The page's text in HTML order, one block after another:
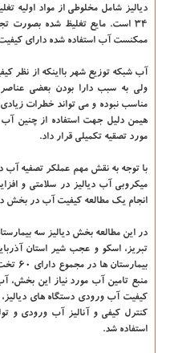
دیالیز شامل مخلوطی از مواد اولیه
۳۴ است. مایع تغلیظ شده بصورت
ممکنست آب استفاده شده دارای کیفیت
آب شبکه توزیع شهر بااینکه از نظر
ولی به سبب دارا بودن بعضی
مناسب نبوده و می تواند خطرات زیادی
هیمن دلیل جهت استفاده از چنین آب
مورد تصقیه تکمیلی قرار داد.
با توجه به نقش مهم عملکر تصفیه آب
میکروبی آب دیالیز در سلامتی و
انجام یک مطالعه کیفیت آب در بخش
در این مطالعه بخش دیالیز سه
تبریز، اسکو و عجب شیر استان
بیمارستان ها در مجموع دارای ۶۰ تخت فعال و هفت
منبع تامین آب مورد نیاز این بخش،
کیفیت آب ورودی دستگاه های دیالیز،
استفاده شد.